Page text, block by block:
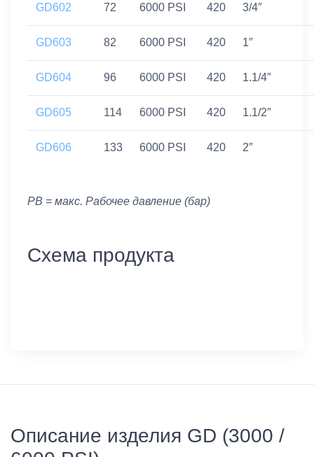
GD602 72 6000 PSI 420 3/4″
GD603 82 6000 PSI 420 1″
GD604 96 6000 PSI 420 1.1/4″
GD605 114 6000 PSI 420 1.1/2″
GD606 133 6000 PSI 420 2″
PB = макс. Рабочее давление (бар)
Схема продукта
Описание изделия GD (3000 /